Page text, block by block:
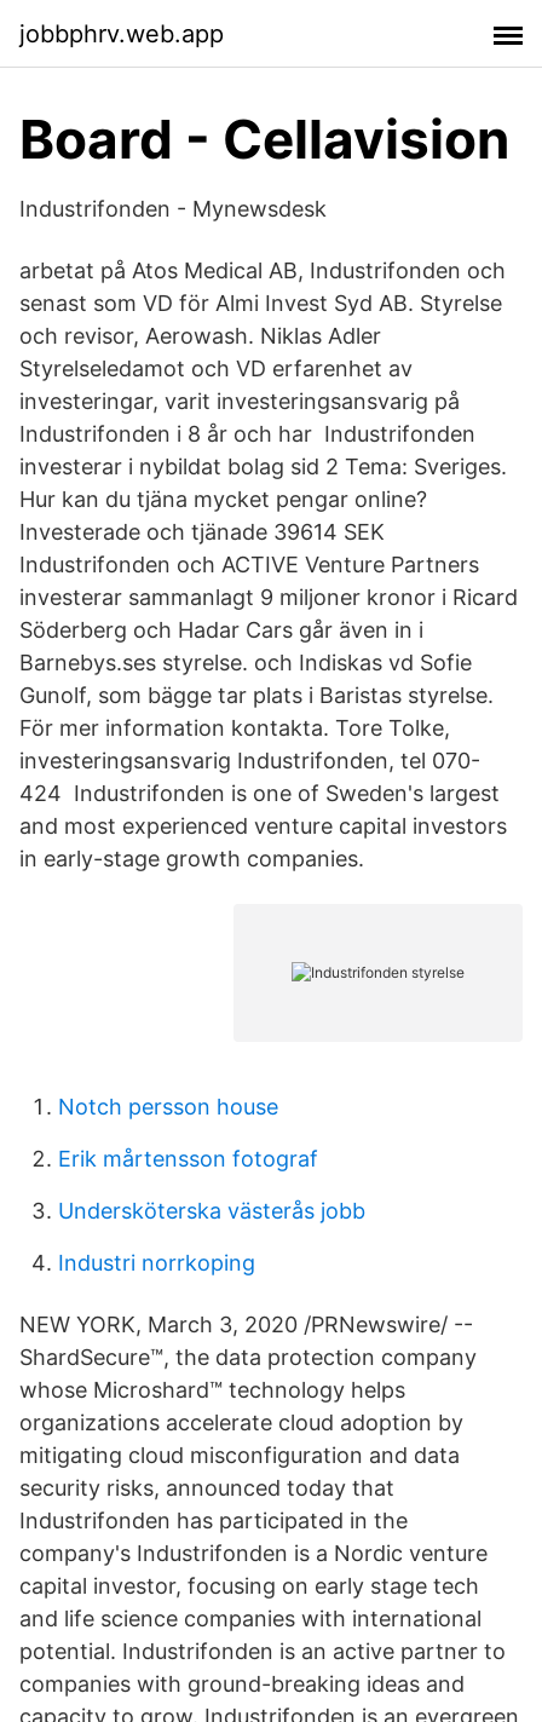
jobbphrv.web.app
Board - Cellavision
Industrifonden - Mynewsdesk
arbetat på Atos Medical AB, Industrifonden och
senast som VD för Almi Invest Syd AB. Styrelse
och revisor, Aerowash. Niklas Adler
Styrelseledamot och VD erfarenhet av
investeringar, varit investeringsansvarig på
Industrifonden i 8 år och har Industrifonden
investerar i nybildat bolag sid 2 Tema: Sveriges.
Hur kan du tjäna mycket pengar online?
Investerade och tjänade 39614 SEK
Industrifonden och ACTIVE Venture Partners
investerar sammanlagt 9 miljoner kronor i Ricard
Söderberg och Hadar Cars går även in i
Barnebys.ses styrelse. och Indiskas vd Sofie
Gunolf, som bägge tar plats i Baristas styrelse.
För mer information kontakta. Tore Tolke,
investeringsansvarig Industrifonden, tel 070-
424 Industrifonden is one of Sweden's largest
and most experienced venture capital investors
in early-stage growth companies.
Notch persson house
Erik mårtensson fotograf
Undersköterska västerås jobb
Industri norrkoping
NEW YORK, March 3, 2020 /PRNewswire/ --
ShardSecure™, the data protection company
whose Microshard™ technology helps
organizations accelerate cloud adoption by
mitigating cloud misconfiguration and data
security risks, announced today that
Industrifonden has participated in the
company's Industrifonden is a Nordic venture
capital investor, focusing on early stage tech
and life science companies with international
potential. Industrifonden is an active partner to
companies with ground-breaking ideas and
capacity to grow. Industrifonden is an evergreen